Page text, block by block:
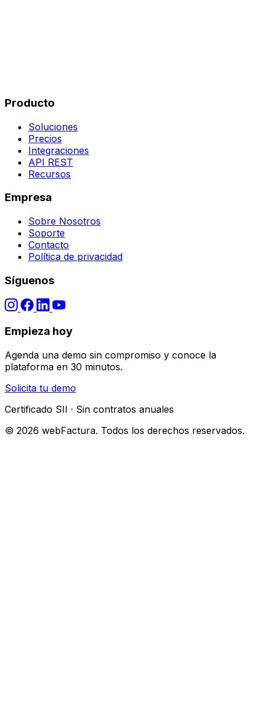
Producto
Soluciones
Precios
Integraciones
API REST
Recursos
Empresa
Sobre Nosotros
Soporte
Contacto
Política de privacidad
Síguenos
Empieza hoy
Agenda una demo sin compromiso y conoce la
plataforma en 30 minutos.
Solicita tu demo
Certificado SII · Sin contratos anuales
© 2026 webFactura. Todos los derechos reservados.